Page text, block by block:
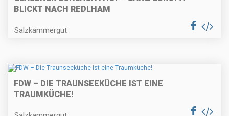
BLICKT NACH REDLHAM
Salzkammergut
FDW – DIE TRAUNSEEKÜCHE IST EINE
TRAUMKÜCHE!